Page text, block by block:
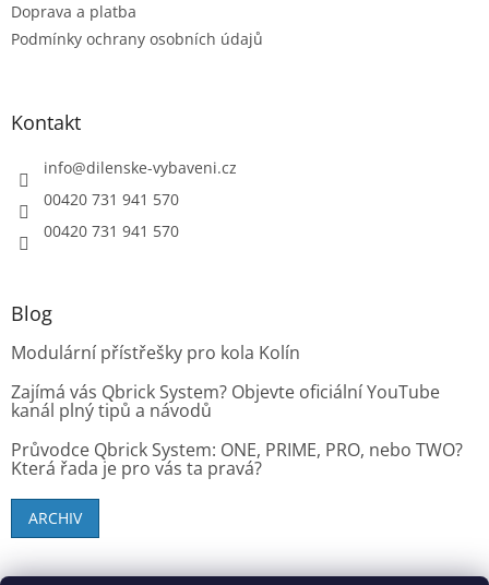
Doprava a platba
Podmínky ochrany osobních údajů
Kontakt
info@dilenske-vybaveni.cz
00420 731 941 570
00420 731 941 570
Blog
Modulární přístřešky pro kola Kolín
Zajímá vás Qbrick System? Objevte oficiální YouTube
kanál plný tipů a návodů
Průvodce Qbrick System: ONE, PRIME, PRO, nebo TWO?
Která řada je pro vás ta pravá?
ARCHIV